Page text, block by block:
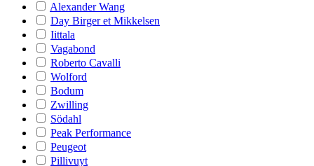
Alexander Wang
Day Birger et Mikkelsen
Iittala
Vagabond
Roberto Cavalli
Wolford
Bodum
Zwilling
Södahl
Peak Performance
Peugeot
Pillivuyt